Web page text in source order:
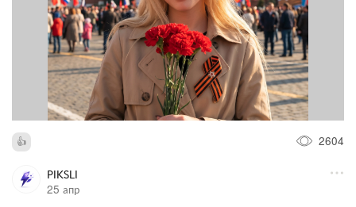
2604
PIKSLI
25 апр